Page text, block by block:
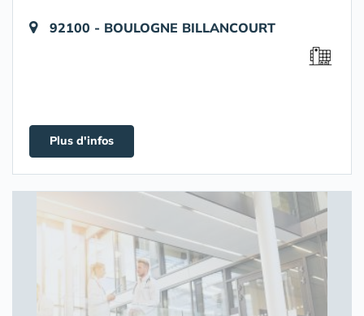
92100 - BOULOGNE BILLANCOURT
Plus d'infos